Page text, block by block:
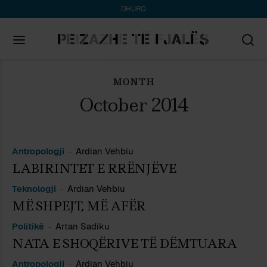
DHURO
MONTH
October 2014
Antropologji Ardian Vehbiu
LABIRINTET E RRËNJËVE
Teknologji Ardian Vehbiu
MË SHPEJT, MË AFËR
Politikë Artan Sadiku
NATA E SHOQËRIVE TË DËMTUARA
Antropologji Ardian Vehbiu